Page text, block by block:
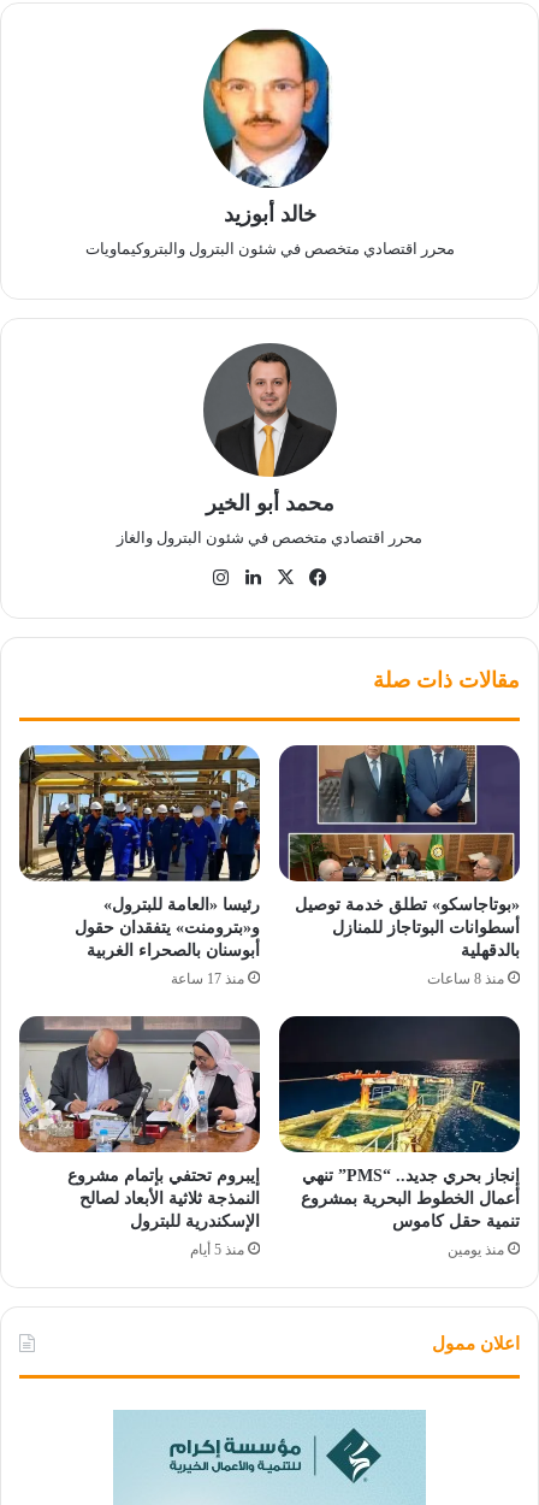
خالد أبوزيد
محرر اقتصادي متخصص في شئون البترول والبتروكيماويات
محمد أبو الخير
محرر اقتصادي متخصص في شئون البترول والغاز
فيسبوك
‫X لينكدإن
مقالات ذات صلة
«بوتاجاسكو» تطلق خدمة توصيل
أسطوانات البوتاجاز للمنازل
بالدقهلية
منذ 8 ساعات
رئيسا «العامة للبترول»
و«بترومنت» يتفقدان حقول
أبوسنان بالصحراء الغربية
منذ 17 ساعة
إنجاز بحري جديد.. “PMS” تنهي
أعمال الخطوط البحرية بمشروع
تنمية حقل كاموس
منذ يومين
إيبروم تحتفي بإتمام مشروع
النمذجة ثلاثية الأبعاد لصالح
الإسكندرية للبترول
منذ 5 أيام
اعلان ممول